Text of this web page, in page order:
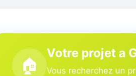
🏠
Votre projet a
Vous recherchez un